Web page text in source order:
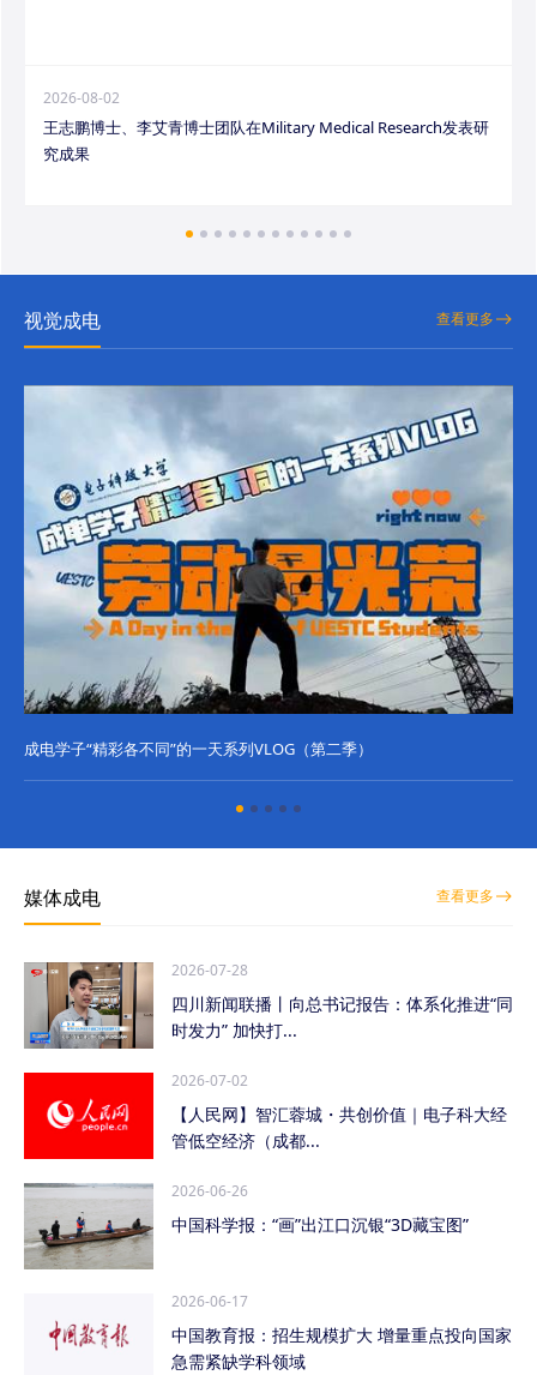
2026-08-02
王志鹏博士、李艾青博士团队在Military Medical Research发表研
究成果
视觉成电 查看更多
成电学子“精彩各不同”的一天系列VLOG（第二季）
媒体成电 查看更多
2026-07-28
四川新闻联播丨向总书记报告：体系化推进“同
时发力” 加快打...
2026-07-02
【人民网】智汇蓉城・共创价值｜电子科大经
管低空经济（成都...
2026-06-26
中国科学报：“画”出江口沉银“3D藏宝图”
2026-06-17
中国教育报：招生规模扩大 增量重点投向国家
急需紧缺学科领域